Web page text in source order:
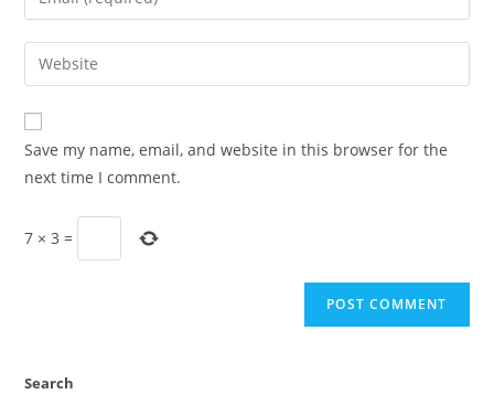
comment
your
email
address
comment
Enter
your
website
URL
(optional)
Save my name, email, and website in this browser for the
next time I comment.
7 ×3 =
Search